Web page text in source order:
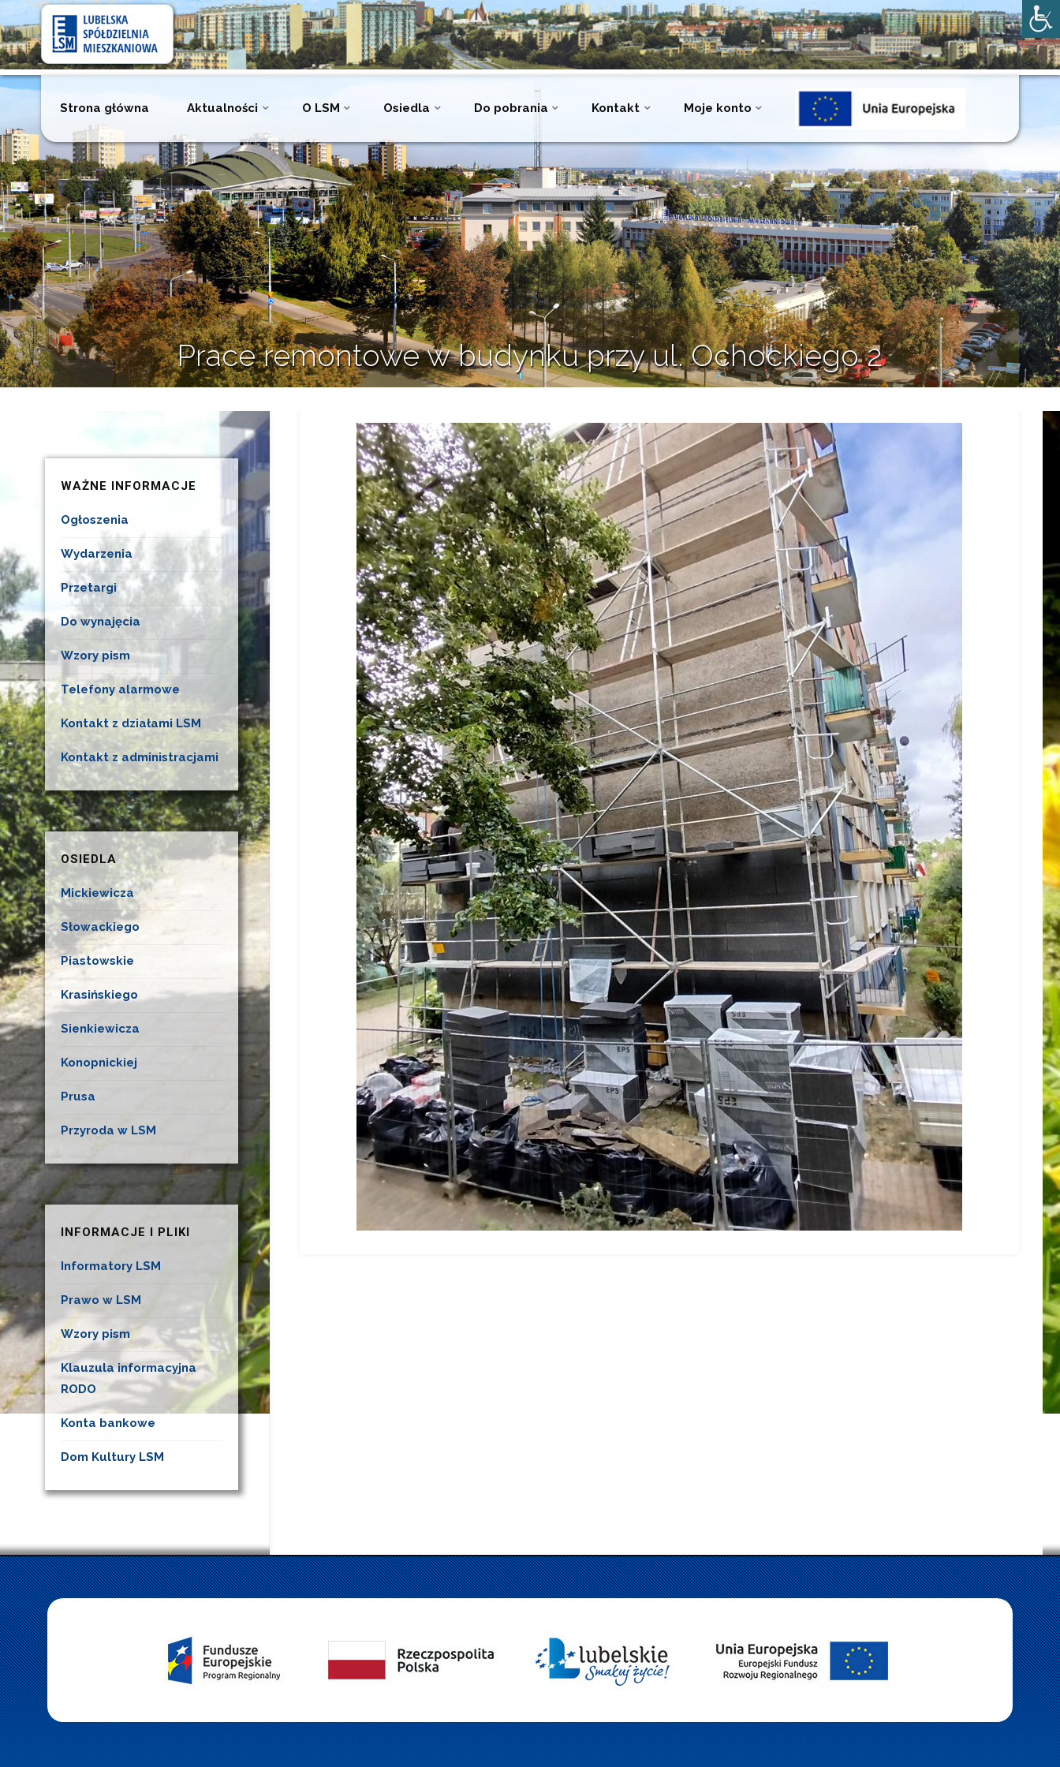
Lubelska
Spółdzielnia
Mieszkaniowa
do
treści
Strona główna Aktualności O LSM Osiedla Do pobrania Kontakt Moje konto
Prace remontowe w budynku przy ul. Ochockiego 2
20 sierpnia 2025
WAŻNE INFORMACJE
Ogłoszenia
Wydarzenia
Przetargi
Do wynajęcia
Wzory pism
Telefony alarmowe
Kontakt z działami LSM
Kontakt z administracjami
OSIEDLA
Mickiewicza
Słowackiego
Piastowskie
Krasińskiego
Sienkiewicza
Konopnickiej
Prusa
Przyroda w LSM
INFORMACJE I PLIKI
Informatory LSM
Prawo w LSM
Wzory pism
Klauzula informacyjna
RODO
Konta bankowe
Dom Kultury LSM